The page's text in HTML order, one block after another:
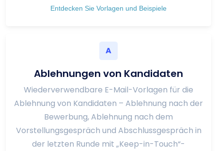
Entdecken Sie Vorlagen und Beispiele
A
Ablehnungen von Kandidaten
Wiederverwendbare E-Mail-Vorlagen für die
Ablehnung von Kandidaten – Ablehnung nach der
Bewerbung, Ablehnung nach dem
Vorstellungsgespräch und Abschlussgespräch in
der letzten Runde mit „Keep-in-Touch“-